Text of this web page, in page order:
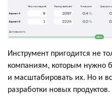
Инструмент пригодится не
компаниям, которым нужно
и масштабировать их. Но и
разработки новых продуктов.